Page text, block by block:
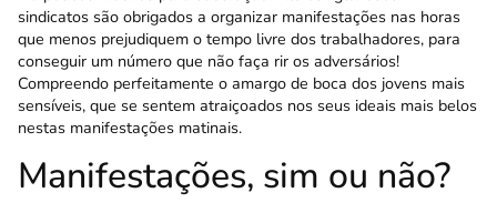
sindicatos são obrigados a organizar mani­festações nas horas
que menos prejudiquem o tempo livre dos trabalhadores, para
conseguir um número que não faça rir os adversários!
Compreendo per­feitamente o amargo de boca dos jovens mais
sen­síveis, que se sentem atraiçoados nos seus ideais mais belos
nestas manifestações matinais.
Manifestações, sim ou não?